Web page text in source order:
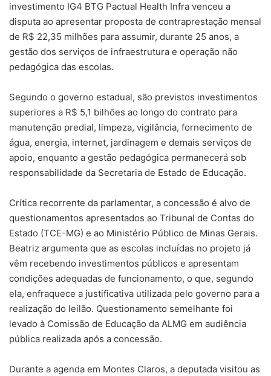
investimento IG4 BTG Pactual Health Infra venceu a
disputa ao apresentar proposta de contraprestação mensal
de R$ 22,35 milhões para assumir, durante 25 anos, a
gestão dos serviços de infraestrutura e operação não
pedagógica das escolas.
Segundo o governo estadual, são previstos investimentos
superiores a R$ 5,1 bilhões ao longo do contrato para
manutenção predial, limpeza, vigilância, fornecimento de
água, energia, internet, jardinagem e demais serviços de
apoio, enquanto a gestão pedagógica permanecerá sob
responsabilidade da Secretaria de Estado de Educação.
Crítica recorrente da parlamentar, a concessão é alvo de
questionamentos apresentados ao Tribunal de Contas do
Estado (TCE-MG) e ao Ministério Público de Minas Gerais.
Beatriz argumenta que as escolas incluídas no projeto já
vêm recebendo investimentos públicos e apresentam
condições adequadas de funcionamento, o que, segundo
ela, enfraquece a justificativa utilizada pelo governo para a
realização do leilão. Questionamento semelhante foi
levado à Comissão de Educação da ALMG em audiência
pública realizada após a concessão.
Durante a agenda em Montes Claros, a deputada visitou as